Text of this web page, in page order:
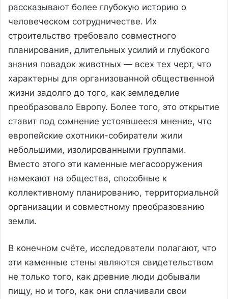
рассказывают более глубокую историю о
человеческом сотрудничестве. Их
строительство требовало совместного
планирования, длительных усилий и глубокого
знания повадок животных — всех тех черт, что
характерны для организованной общественной
жизни задолго до того, как земледелие
преобразовало Европу. Более того, это открытие
ставит под сомнение устоявшееся мнение, что
европейские охотники-собиратели жили
небольшими, изолированными группами.
Вместо этого эти каменные мегасооружения
намекают на общества, способные к
коллективному планированию, территориальной
организации и совместному преобразованию
земли.
В конечном счёте, исследователи полагают, что
эти каменные стены являются свидетельством
не только того, как древние люди добывали
пищу, но и того, как они сплачивали свои